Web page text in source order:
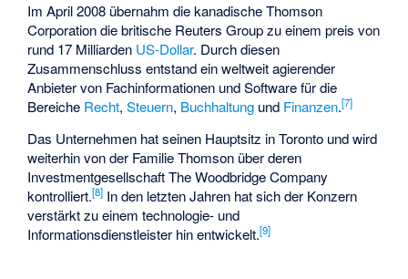
Im April 2008 übernahm die kanadische Thomson
Corporation die britische Reuters Group zu einem preis von
rund 17 Milliarden US-Dollar. Durch diesen
Zusammenschluss entstand ein weltweit agierender
Anbieter von Fachinformationen und Software für die
Bereiche Recht,Steuern, Buchhaltung und Finanzen.[7]
Das Unternehmen hat seinen Hauptsitz in Toronto und wird
weiterhin von der Familie Thomson über deren
InvestmentgesellschaftThe Woodbridge Company
kontrolliert.[8] In den letzten Jahren hat sich der Konzern
verstärkt zu einem technologie- und
Informationsdienstleister hin entwickelt.[9]